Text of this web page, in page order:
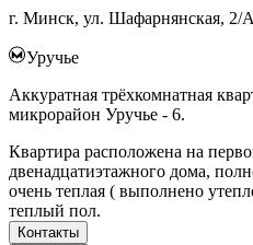
г. Минск, ул. Шафарнянская, 2/А
Уручье
Аккуратная трёхкомнатная
микрорайон Уручье - 6.
Квартира расположена на
двенадцатиэтажного дома,
очень теплая ( выполнено
теплый пол.
Контакты